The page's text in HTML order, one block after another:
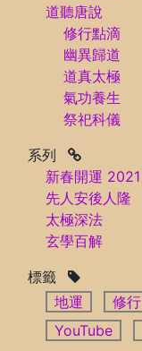
道聽唐說
修行點滴
幽異歸道
道真太極
氣功養生
祭祀科儀
系列
新春開運 2021
先人安後人隆
太極深法
玄學百解
標籤
地運
修行
YouTube